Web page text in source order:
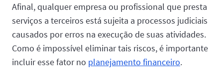
Afinal, qualquer empresa ou profissional que presta
serviços a terceiros está sujeita a processos judiciais
causados por erros na execução de suas atividades.
Como é impossível eliminar tais riscos, é importante
incluir esse fator no planejamento financeiro.